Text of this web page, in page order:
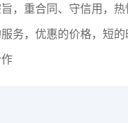
，重合同、守信用，
务，优惠的价格，短